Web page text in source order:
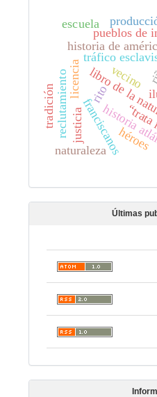
libro de la
tráfico
licencia
historia
historia de
franciscanos
pueblos de
naturaleza
vecino
reclutamientojusticia héroes
escuela
rito
tradición
Últimas